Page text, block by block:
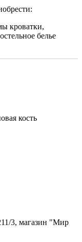
кроватки,
белье
кость
3, магазин "Мир